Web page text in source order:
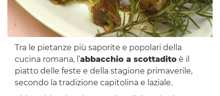
Tra le pietanze più saporite e popolari della
cucina romana, l’abbacchio a scottaditoè il
piatto delle feste e della stagione primaverile,
secondo la tradizione capitolina e laziale.